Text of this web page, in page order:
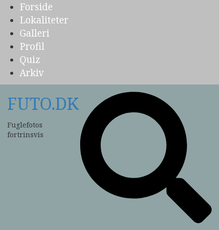
Forside
Lokaliteter
Galleri
Profil
Quiz
Arkiv
FUTO.DK
Fuglefotos
fortrinsvis